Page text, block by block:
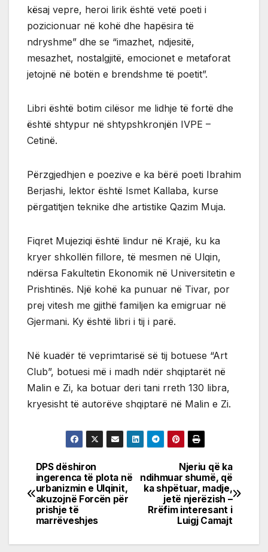
kësaj vepre, heroi lirik është vetë poeti i
pozicionuar në kohë dhe hapësira të
ndryshme” dhe se “imazhet, ndjesitë,
mesazhet, nostalgjitë, emocionet e metaforat
jetojnë në botën e brendshme të poetit”.
Libri është botim cilësor me lidhje të fortë dhe
është shtypur në shtypshkronjën IVPE –
Cetinë.
Përzgjedhjen e poezive e ka bërë poeti Ibrahim
Berjashi, lektor është Ismet Kallaba, kurse
përgatitjen teknike dhe artistike Qazim Muja.
Fiqret Mujeziqi është lindur në Krajë, ku ka
kryer shkollën fillore, të mesmen në Ulqin,
ndërsa Fakultetin Ekonomik në Universitetin e
Prishtinës. Një kohë ka punuar në Tivar, por
prej vitesh me gjithë familjen ka emigruar në
Gjermani. Ky është libri i tij i parë.
Në kuadër të veprimtarisë së tij botuese “Art
Club”, botuesi më i madh ndër shqiptarët në
Malin e Zi, ka botuar deri tani rreth 130 libra,
kryesisht të autorëve shqiptarë në Malin e Zi.
Post
navigation
Njeriu që ka
ndihmuar shumë, që
ka shpëtuar, madje,
jetë njerëzish –
Rrëfim interesant i
Luigj Camajt
DPS dëshiron
ingerenca të plota në
urbanizmin e Ulqinit,
akuzojnë Forcën për
prishje të
marrëveshjes